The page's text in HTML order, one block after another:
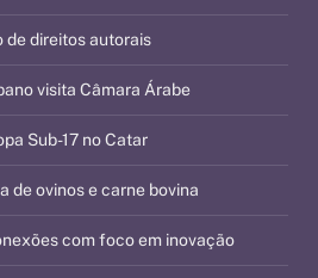
de direitos autorais
visita Câmara Árabe
Sub-17 no Catar
de ovinos e carne bovina
com foco em inovação